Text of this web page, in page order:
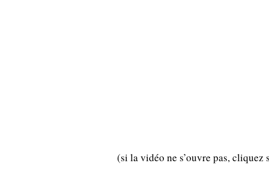
(si la vidéo ne s’ouvre pas, cliquez